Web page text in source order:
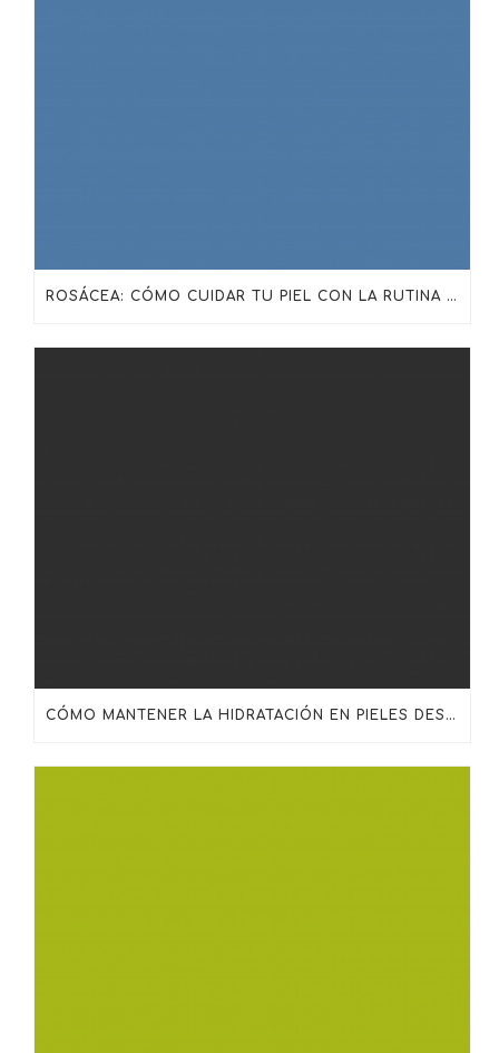
ROSÁCEA: CÓMO CUIDAR TU PIEL CON LA RUTINA ADECUADA DE SKINCEUTICALS
CÓMO MANTENER LA HIDRATACIÓN EN PIELES DESHIDRATADAS, MADURAS O SENSIBILIZADAS